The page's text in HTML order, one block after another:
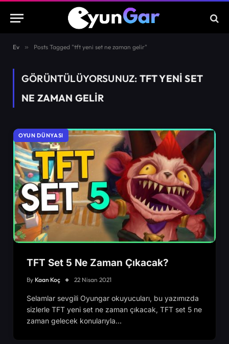
Ev » Posts Tagged "tft yeni set ne zaman gelir"
GÖRÜNTÜLÜYORSUNUZ: TFT YENI SET
NE ZAMAN GELIR
OYUN DÜNYASI
TFT Set 5 Ne Zaman Çıkacak?
By Kaan Koç 22 Nisan 2021
Selamlar sevgili Oyungar okuyucuları, bu yazımızda
sizlerle TFT yeni set ne zaman çıkacak, TFT set 5 ne
zaman gelecek konularıyla…